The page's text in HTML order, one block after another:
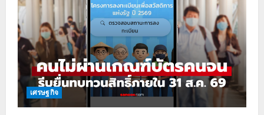
เศรษฐกิจ